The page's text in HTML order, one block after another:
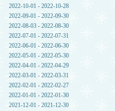
2022-10-01 - 2022-10-28
2022-09-01 - 2022-09-30
2022-08-03 - 2022-08-30
2022-07-01 - 2022-07-31
2022-06-01 - 2022-06-30
2022-05-01 - 2022-05-30
2022-04-01 - 2022-04-29
2022-03-01 - 2022-03-31
2022-02-01 - 2022-02-27
2022-01-01 - 2022-01-30
2021-12-01 - 2021-12-30